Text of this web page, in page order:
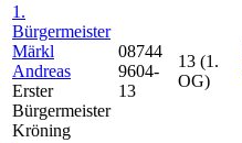
1.
Bürgermeister
Märkl
Andreas
Erster
Bürgermeister
Kröning
08744
9604-
13
13 (1.
OG)